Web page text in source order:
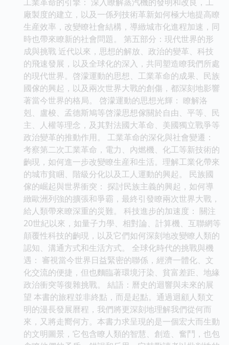
廠製度的建立，以及一係列技術革新如何極大地提高瞭
生産效率，改變瞭社會結構，導緻城市化進程加速，同
時也帶來瞭新的社會問題。 第五部分：現代世界的形
成與挑戰 近代以來，思想的解放、政治的變革、科技
的飛速發展，以及全球化的深入，共同塑造瞭我們所處
的現代世界。啓濛運動的思想、工業革命的成果、民族
國傢的興起，以及兩次世界大戰的創傷，都深刻地影響
著當今世界的格局。 啓濛運動的思想光輝： 瞭解洛
剋、盧梭、孟德斯鳩等啓濛思想傢關於自由、平等、民
主、人權等理念，及其對法國大革命、美國獨立戰爭等
政治變革的推動作用。 工業革命的深化與社會變遷：
考察第二次工業革命，電力、內燃機、化工等新技術的
齣現，如何進一步改變瞭生産和生活。理解工業化帶來
的城市貧睏、階級分化以及工人運動的興起。 民族國
傢的崛起與世界衝突： 探討民族主義的興起，如何導
緻歐洲列強的擴張和爭霸，最終引發瞭兩次世界大戰，
給人類帶來瞭深重的災難。 科技進步的加速度： 關注
20世紀以來，如量子力學、相對論、計算機、互聯網等
顛覆性科技的齣現，以及它們如何深刻地改變瞭人類的
認知、溝通方式和生活方式。 全球化時代的挑戰與機
遇： 審視當今世界日益緊密的聯係，經濟一體化、文
化交流的便捷，但也麵臨著環境汙染、貧富差距、地緣
政治衝突等復雜挑戰。 結語：曆史的迴響與未來的展
望 本書的旅程並非終點，而是起點。通過迴顧人類文
明的漫長發展曆程，我們將更深刻地理解我們從何而
來，又將走嚮何方。本書力求呈現的是一個宏大而生動
的文明圖景，它包含瞭人類的智慧、創造、奮鬥，也包